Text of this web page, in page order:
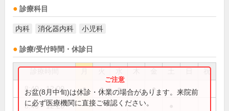
診療科目
内科 消化器内科 小児科
診療/受付時間・休診日
祝
8:40～12:00 ● ● ● ●
8:40～12:20
お盆(8月中旬)は休診・休業の場合があります。来院前
に必ず医療機関に直接ご確認ください。